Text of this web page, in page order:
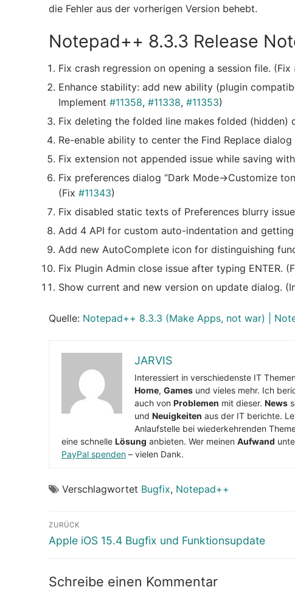
die Fehler aus der vorherigen Version behebt.
Notepad++ 8.3.3 Release
Fix crash regression on opening a session file. (Fix
Enhance stability: add new ability (plugin
Implement #11358, #11338, #11353)
Fix deleting the folded line makes folded (hidden)
Re-enable ability to center the Find Replace
Fix extension not appended issue while saving
Fix preferences dialog “Dark Mode->Customize
(Fix #11343)
Fix disabled static texts of Preferences blurry
Add 4 API for custom auto-indentation and
Add new AutoComplete icon for distinguishing
Fix Plugin Admin close issue after typing ENTER.
Show current and new version on update dialog.
Quelle: Notepad++ 8.3.3 (Make Apps, not war) |
JARVIS
Interessiert in verschiedenste IT
Home, Games und vieles mehr. Ich
auch von Problemen mit dieser. News
und Neuigkeiten aus der IT berichte.
Anlaufstelle bei wiederkehrenden
eine schnelle Lösung anbieten. Wer meinen Aufwand
PayPal spenden – vielen Dank.
Verschlagwortet Bugfix, Notepad++
Beitragsnavigation
ZURÜCK
Vorheriger
Apple iOS 15.4 Bugfix und Funktionsupdate
Schreibe einen Kommentar